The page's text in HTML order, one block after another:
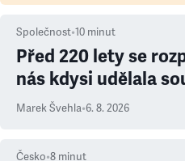
Společnost•10 minut
Před 220 lety se
nás kdysi udělala
Marek Švehla•6. 8. 2026
Česko•8 minut